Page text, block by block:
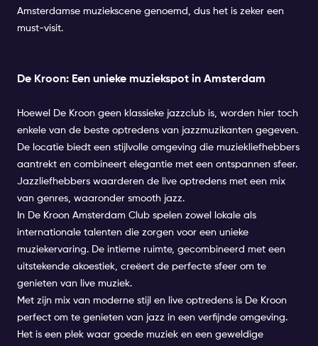
Amsterdamse muziekscene genoemd, dus het is zeker een
must-visit.
De Kroon: Een unieke muziekspot in Amsterdam
Hoewel De Kroon geen klassieke jazzclub is, worden hier toch
enkele van de beste optredens van jazzmuzikanten gegeven.
De locatie biedt een stijlvolle omgeving die muziekliefhebbers
aantrekt en combineert elegantie met een ontspannen sfeer.
Jazzliefhebbers waarderen de live optredens met een mix
van genres, waaronder smooth jazz.
In De Kroon Amsterdam Club spelen zowel lokale als
internationale talenten die zorgen voor een unieke
muziekervaring. De intieme ruimte, gecombineerd met een
uitstekende akoestiek, creëert de perfecte sfeer om te
genieten van live muziek.
Met zijn mix van moderne stijl en live optredens is De Kroon
perfect om te genieten van jazz in een verfijnde omgeving.
Het is een plek waar goede muziek en een geweldige